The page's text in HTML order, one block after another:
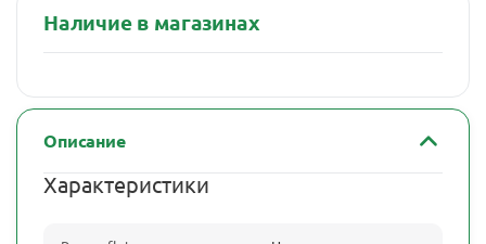
Наличие в магазинах
Описание
Характеристики